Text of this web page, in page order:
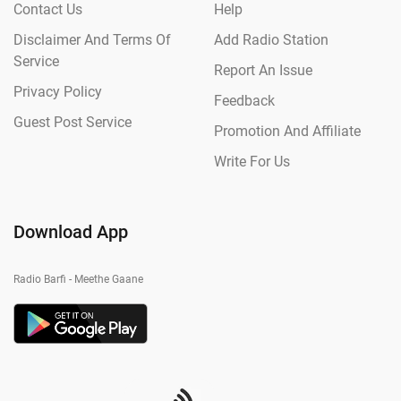
Contact Us
Disclaimer And Terms Of
Service
Privacy Policy
Guest Post Service
Help
Add Radio Station
Report An Issue
Feedback
Promotion And Affiliate
Write For Us
Download App
Radio Barfi - Meethe Gaane